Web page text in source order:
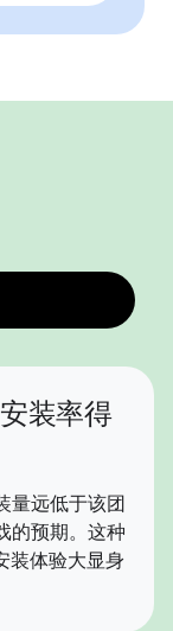
装率得
量远低于该团
的预期。这种
装体验大显身